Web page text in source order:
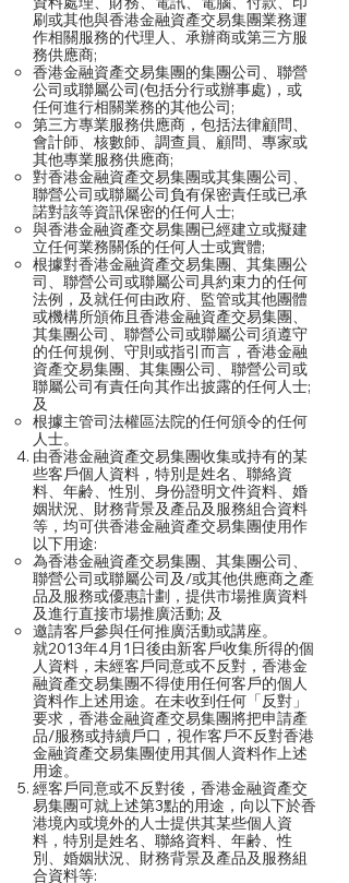
刷或其他與香港金融資產交易集團業務運
作相關服務的代理人、承辦商或第三方服
務供應商;
香港金融資產交易集團的集團公司、聯營
公司或聯屬公司(包括分行或辦事處)，或
任何進行相關業務的其他公司;
第三方專業服務供應商，包括法律顧問、
會計師、核數師、調查員、顧問、專家或
其他專業服務供應商;
對香港金融資產交易集團或其集團公司、
聯營公司或聯屬公司負有保密責任或已承
諾對該等資訊保密的任何人士;
與香港金融資產交易集團已經建立或擬建
立任何業務關係的任何人士或實體;
根據對香港金融資產交易集團、其集團公
司、聯營公司或聯屬公司具約束力的任何
法例，及就任何由政府、監管或其他團體
或機構所頒佈且香港金融資產交易集團、
其集團公司、聯營公司或聯屬公司須遵守
的任何規例、守則或指引而言，香港金融
資產交易集團、其集團公司、聯營公司或
聯屬公司有責任向其作出披露的任何人士;
及
根據主管司法權區法院的任何頒令的任何
人士。
由香港金融資產交易集團收集或持有的某
些客戶個人資料，特別是姓名、聯絡資
料、年齢、性別、身份證明文件資料、婚
姻狀況、財務背景及產品及服務組合資料
等，均可供香港金融資產交易集團使用作
以下用途:
為香港金融資產交易集團、其集團公司、
聯營公司或聯屬公司及/或其他供應商之產
品及服務或優惠計劃，提供市場推廣資料
及進行直接市場推廣活動; 及
邀請客戶參與任何推廣活動或講座。
就2013年4月1日後由新客戶收集所得的個
人資料，未經客戶同意或不反對，香港金
融資產交易集團不得使用任何客戶的個人
資料作上述用途。在未收到任何「反對」
要求，香港金融資產交易集團將把申請產
品/服務或持續戶口，視作客戶不反對香港
金融資產交易集團使用其個人資料作上述
用途。
經客戶同意或不反對後，香港金融資產交
易集團可就上述第3點的用途，向以下於香
港境內或境外的人士提供其某些個人資
料，特別是姓名、聯絡資料、年齢、性
別、婚姻狀況、財務背景及產品及服務組
合資料等: